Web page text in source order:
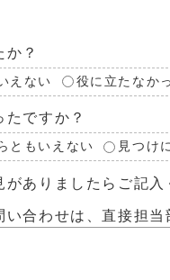
？
えない 役に立たなか
ですか？
ともいえない 見つけ
ありましたらご記入
い合わせは、直接担